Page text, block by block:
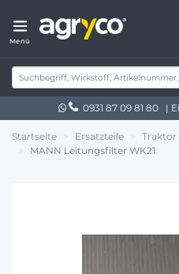
Menü
0931 87 09 81 80 |
Startseite Ersatzteile Traktor
MANN Leitungsfilter WK21